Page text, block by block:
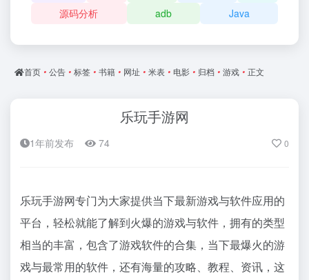
源码分析
adb Java
首页 • 公告 • 标签 • 书籍 • 网址 • 米表 • 电影 • 归档 • 游戏 • 正文
乐玩手游网
1年前发布 74 0
乐玩手游网专门为大家提供当下最新游戏与软件应用的
平台，轻松就能了解到火爆的游戏与软件，拥有的类型
相当的丰富，包含了游戏软件的合集，当下最爆火的游
戏与最常用的软件，还有海量的攻略、教程、资讯，这